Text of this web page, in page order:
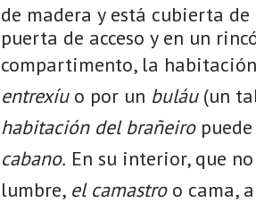
de madera y está cubierta
puerta de acceso y en un
compartimento, la
entrexíuo por un buláu(un
habitación del brañeiro
cabano. En su interior, que
lumbre, el camastroo cama,